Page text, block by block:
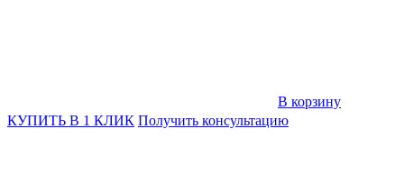
В корзину
КУПИТЬ В 1 КЛИК Получить консультацию